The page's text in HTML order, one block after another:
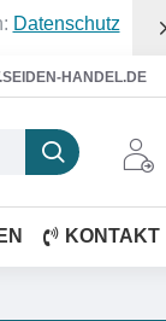
Datenschutz
HANDEL.DE
KONTAKT